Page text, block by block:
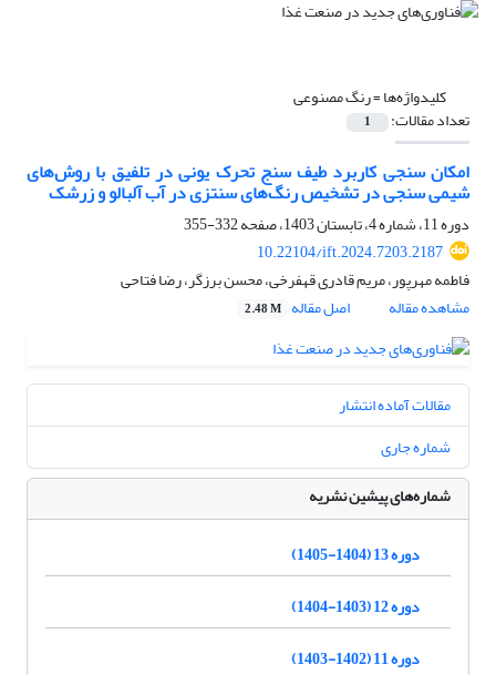
کلیدواژه‌ها =رنگ مصنوعی
تعداد مقالات: 1
امکان سنجی کاربرد طیف سنج تحرک یونی در تلفیق با روش‌های
‏شیمی سنجی در تشخیص رنگ‌های سنتزی در آب آلبالو و زرشک‎ ‎‏‌‏
دوره 11، شماره 4، تابستان 1403، صفحه
332-355
10.22104/ift.2024.7203.2187
فاطمه مهرپور، مریم قادری قهفرخی، محسن برزگر، رضا فتاحی
مشاهده مقاله
اصل مقاله 2.48 M
مقالات آماده انتشار
شماره جاری
شماره‌های پیشین نشریه
دوره 13 (1404-1405)
دوره 12 (1403-1404)
دوره 11 (1402-1403)